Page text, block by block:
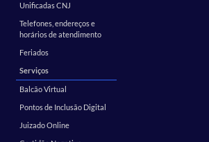
Unificadas CNJ
Telefones, endereços e
horários de atendimento
Feriados
Serviços
Balcão Virtual
Pontos de Inclusão Digital
Juizado Online